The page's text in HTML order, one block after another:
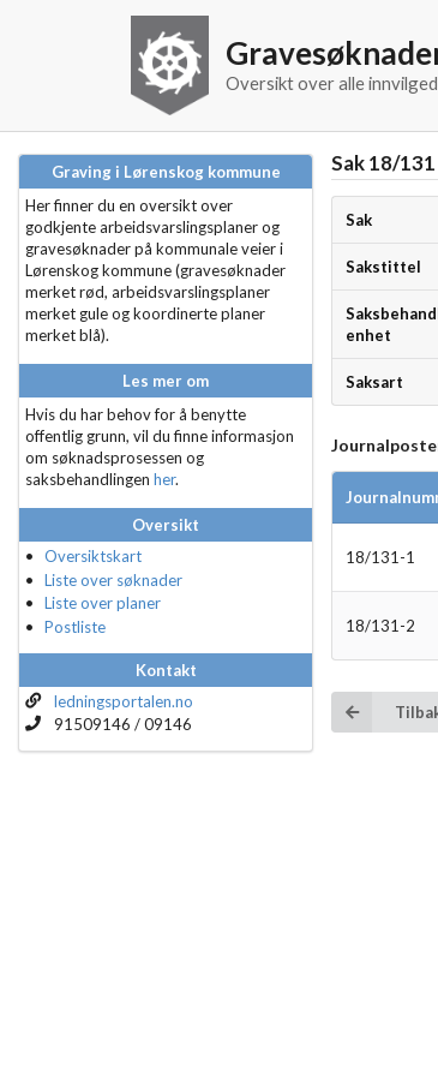
Oversikt over alle
Graving i Lørenskog kommune
Her finner du en oversikt over
godkjente arbeidsvarslingsplaner og
gravesøknader på kommunale veier i
Lørenskog kommune (gravesøknader
merket rød, arbeidsvarslingsplaner
merket gule og koordinerte planer
merket blå).
Les mer om
Hvis du har behov for å benytte
offentlig grunn, vil du finne informasjon
om søknadsprosessen og
saksbehandlingen her.
Oversikt
Oversiktskart
Liste over søknader
Liste over planer
Postliste
Kontakt
ledningsportalen.no
91509146 / 09146
Sak 18/131
Sak
Sakstittel
enhet
Saksart
18/131-1
18/131-2